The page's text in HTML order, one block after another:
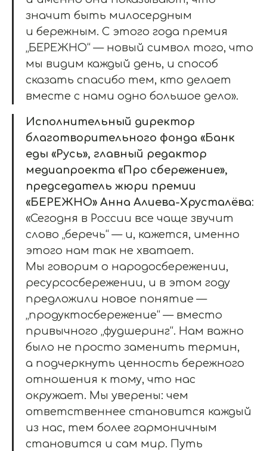
значит быть милосердным
и бережным. С этого года премия
„БЕРЕЖНО“ — новый символ того, что
мы видим каждый день, и способ
сказать спасибо тем, кто делает
вместе с нами одно большое дело».
Исполнительный директор
благотворительного фонда «Банк
еды «Русь», главный редактор
медиапроекта «Про сбережение»,
председатель жюри премии
«БЕРЕЖНО» Анна Алиева-Хрусталёва:
«Сегодня в России все чаще звучит
слово „беречь“ — и, кажется, именно
этого нам так не хватает.
Мы говорим о народосбережении,
ресурсосбережении, и в этом году
предложили новое понятие —
„продуктосбережение“ — вместо
привычного „фудшеринг“. Нам важно
было не просто заменить термин,
а подчеркнуть ценность бережного
отношения к тому, что нас
окружает. Мы уверены: чем
ответственнее становится каждый
из нас, тем более гармоничным
становится и сам мир. Путь